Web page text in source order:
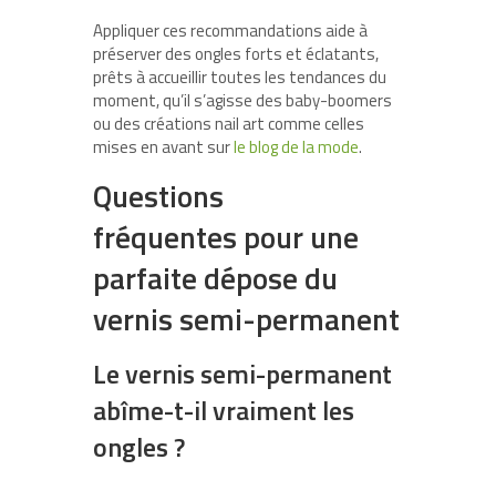
Appliquer ces recommandations aide à
préserver des ongles forts et éclatants,
prêts à accueillir toutes les tendances du
moment, qu’il s’agisse des baby-boomers
ou des créations nail art comme celles
mises en avant surle blog de la mode.
Questions
fréquentes pour une
parfaite dépose du
vernis semi-permanent
Le vernis semi-permanent
abîme-t-il vraiment les
ongles ?